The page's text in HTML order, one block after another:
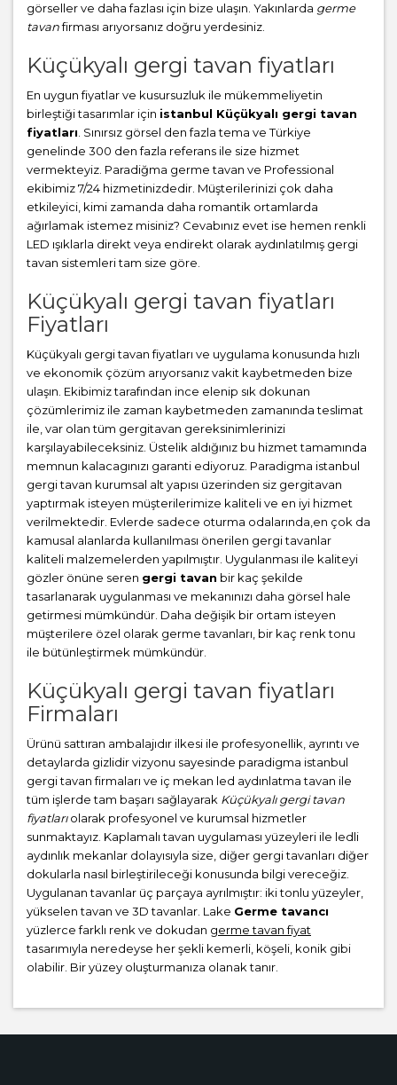
görseller ve daha fazlası için bize ulaşın. Yakınlarda germe
tavanfirması arıyorsanız doğru yerdesiniz.
Küçükyalı gergi tavan fiyatları
En uygun fiyatlar ve kusursuzluk ile mükemmeliyetin
birleştiği tasarımlar için istanbul Küçükyalı gergi tavan
fiyatları . Sınırsız görsel den fazla tema ve Türkiye
genelinde 300 den fazla referans ile size hizmet
vermekteyiz. Paradiğma germe tavan ve Professional
ekibimiz 7/24 hizmetinizdedir. Müşterilerinizi çok daha
etkileyici, kimi zamanda daha romantik ortamlarda
ağırlamak istemez misiniz? Cevabınız evet ise hemen renkli
LED ışıklarla direkt veya endirekt olarak aydınlatılmış gergi
tavan sistemleri tam size göre.
Küçükyalı gergi tavan fiyatları
Fiyatları
Küçükyalı gergi tavan fiyatları ve uygulama konusunda hızlı
ve ekonomik çözüm arıyorsanız vakit kaybetmeden bize
ulaşın. Ekibimiz tarafından ince elenip sık dokunan
çözümlerimiz ile zaman kaybetmeden zamanında teslimat
ile, var olan tüm gergitavan gereksinimlerinizi
karşılayabileceksiniz. Üstelik aldığınız bu hizmet tamamında
memnun kalacagınızı garanti ediyoruz. Paradigma istanbul
gergi tavan kurumsal alt yapısı üzerinden siz gergitavan
yaptırmak isteyen müşterilerimize kaliteli ve en iyi hizmet
verilmektedir. Evlerde sadece oturma odalarında,en çok da
kamusal alanlarda kullanılması önerilen gergi tavanlar
kaliteli malzemelerden yapılmıştır. Uygulanması ile kaliteyi
gözler önüne seren gergi tavan bir kaç şekilde
tasarlanarak uygulanması ve mekanınızı daha görsel hale
getirmesi mümkündür. Daha değişik bir ortam isteyen
müşterilere özel olarak germe tavanları, bir kaç renk tonu
ile bütünleştirmek mümkündür.
Küçükyalı gergi tavan fiyatları
Firmaları
Ürünü sattıran ambalajıdır ilkesi ile profesyonellik, ayrıntı ve
detaylarda gizlidir vizyonu sayesinde paradigma istanbul
gergi tavan firmaları ve iç mekan led aydınlatma tavan ile
tüm işlerde tam başarı sağlayarak Küçükyalı gergi tavan
fiyatlarıolarak profesyonel ve kurumsal hizmetler
sunmaktayız. Kaplamalı tavan uygulaması yüzeyleri ile ledli
aydınlık mekanlar dolayısıyla size, diğer gergi tavanları diğer
dokularla nasıl birleştirileceği konusunda bilgi vereceğiz.
Uygulanan tavanlar üç parçaya ayrılmıştır: iki tonlu yüzeyler,
yükselen tavan ve 3D tavanlar. Lake Germe tavancı
yüzlerce farklı renk ve dokudan germe tavan fiyat
tasarımıyla neredeyse her şekli kemerli, köşeli, konik gibi
olabilir. Bir yüzey oluşturmanıza olanak tanır.